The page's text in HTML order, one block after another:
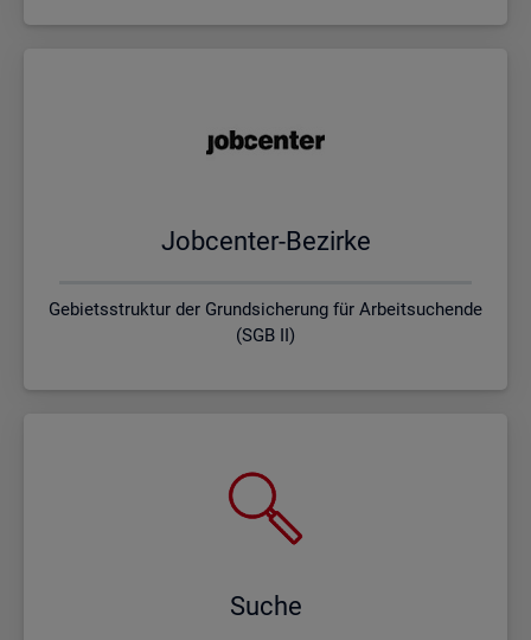
Job­cen­ter-Be­zir­ke
Gebietsstruktur der Grundsicherung für Arbeitsuchende
(SGB II)
Suche